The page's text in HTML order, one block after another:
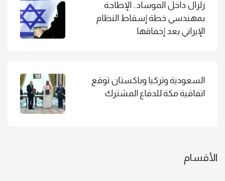
زلزال داخل الموساد.. الإطاحة
بمهندسي خطة إسقاط النظام
الإيراني بعد إخفاقها
السعودية وتركيا وباكستان توقع
اتفاقية مكة للدفاع المشترك
الأقسام